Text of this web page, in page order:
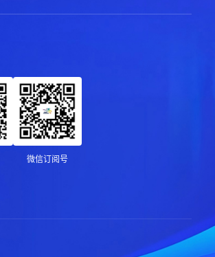
微信订阅号